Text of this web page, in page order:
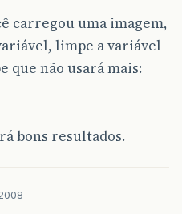
carregou uma imagem,
limpe a variável
que não usará mais:
bons resultados.